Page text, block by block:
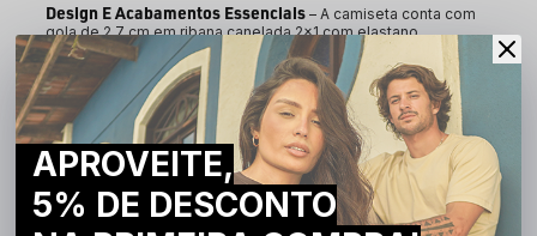
Design E Acabamentos Essenciais – A camiseta conta com
gola de 2,7 cm em ribana canelada 2x1 com elastano,
proporcionando ajuste adequado e estabilidade no uso. O
pesponto com 2 agulhas reforça a estrutura da gola, enquanto
o reforço ombro a ombro contribui para maior durabilidade. As
bainhas e barras com 2 cm garantem um acabamento limpo e
consistente, acompanhando a proposta funcional da peça.
ATENÇÃO
As fotos podem apresentar variações de cor devido à
iluminação e ao dispositivo
APROVEITE,
5% DE DESCONTO